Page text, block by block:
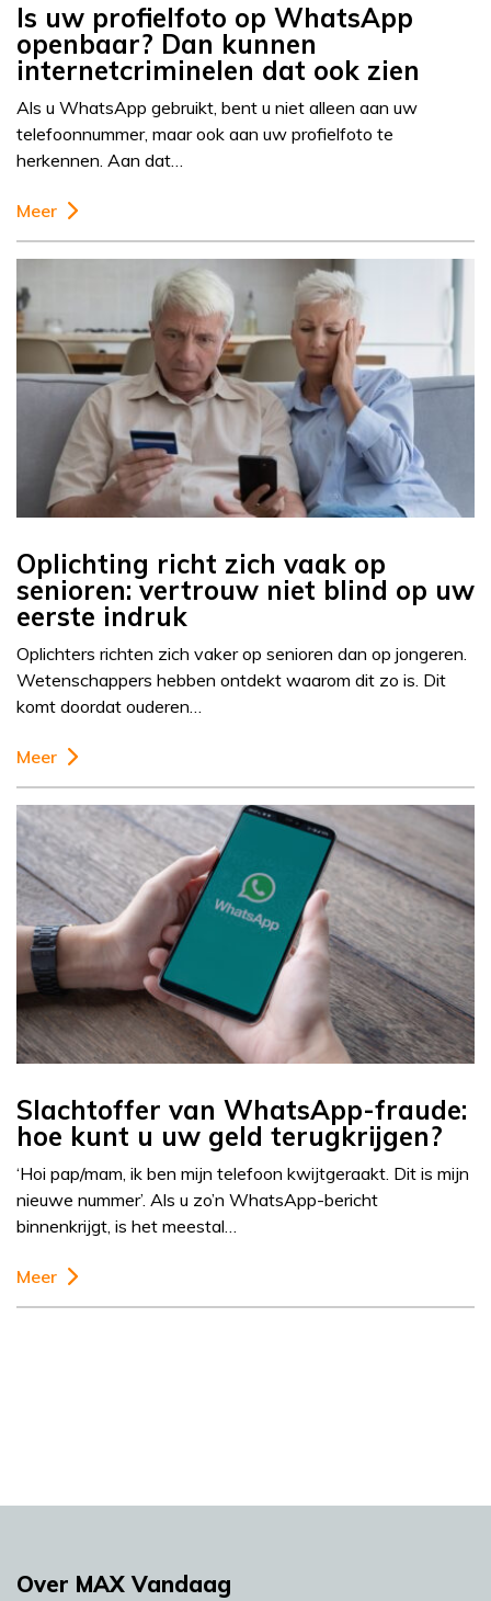
Is uw profielfoto op WhatsApp
openbaar? Dan kunnen
internetcriminelen dat ook zien
Als u WhatsApp gebruikt, bent u niet alleen aan uw
telefoonnummer, maar ook aan uw profielfoto te
herkennen. Aan dat…
Meer
Oplichting richt zich vaak op
senioren: vertrouw niet blind op uw
eerste indruk
Oplichters richten zich vaker op senioren dan op jongeren.
Wetenschappers hebben ontdekt waarom dit zo is. Dit
komt doordat ouderen…
Meer
Slachtoffer van WhatsApp-fraude:
hoe kunt u uw geld terugkrijgen?
‘Hoi pap/mam, ik ben mijn telefoon kwijtgeraakt. Dit is mijn
nieuwe nummer’. Als u zo’n WhatsApp-bericht
binnenkrijgt, is het meestal…
Meer
Over MAX Vandaag